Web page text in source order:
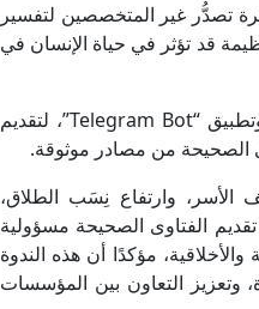
تصدُّر غير المتخصصين لتفسير
قد تؤثر في حياة الإنسان في
وفي هذا الإطار، أشار إلى إطلاق تطبيقات رقمية من بينها تطبيق “Imam AI” وتطبيق “Telegram Bot”، لتقديم
الصحيحة من مصادر موثوقة.
الأسر، وارتفاع نِسَب الطلاق،
الفتاوى الصحيحة مسؤولية
مؤكدًا أن هذه الندوة
وتعزيز التعاون بين المؤسسات